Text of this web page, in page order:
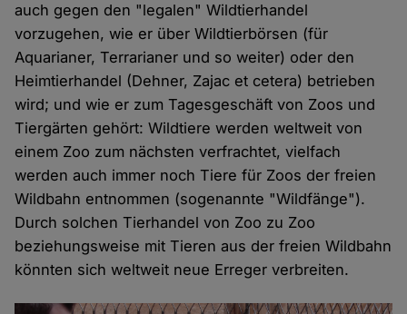
auch gegen den "legalen" Wildtierhandel
vorzugehen, wie er über Wildtierbörsen (für
Aquarianer, Terrarianer und so weiter) oder den
Heimtierhandel (Dehner, Zajac et cetera) betrieben
wird; und wie er zum Tagesgeschäft von Zoos und
Tiergärten gehört: Wildtiere werden weltweit von
einem Zoo zum nächsten verfrachtet, vielfach
werden auch immer noch Tiere für Zoos der freien
Wildbahn entnommen (sogenannte "Wildfänge").
Durch solchen Tierhandel von Zoo zu Zoo
beziehungsweise mit Tieren aus der freien Wildbahn
könnten sich weltweit neue Erreger verbreiten.